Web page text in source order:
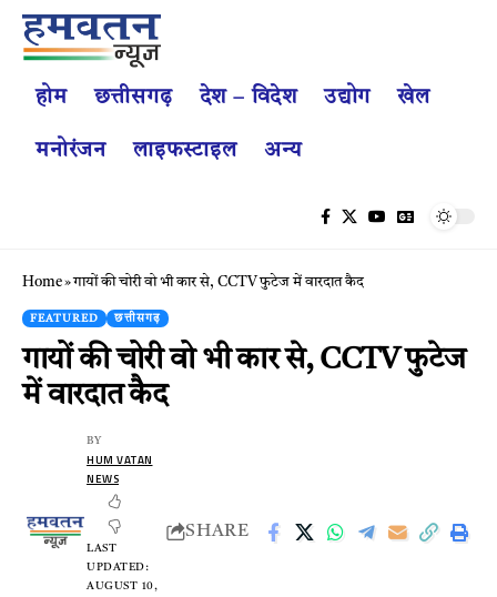
होम छत्तीसगढ़ देश – विदेश उद्योग खेल
मनोरंजन लाइफस्टाइल अन्य
Home»गायों की चोरी वो भी कार से, CCTV फुटेज में वारदात कैद
FEATURED छत्तीसगढ़
गायों की चोरी वो भी कार से, CCTV फुटेज
में वारदात कैद
LAST
UPDATED:
AUGUST 10,
BY
HUM VATAN
NEWS
SHARE